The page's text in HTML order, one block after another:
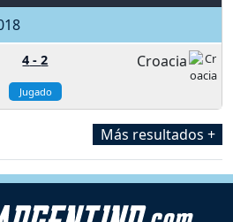
4 -2 Croacia
Jugado
Más resultados +